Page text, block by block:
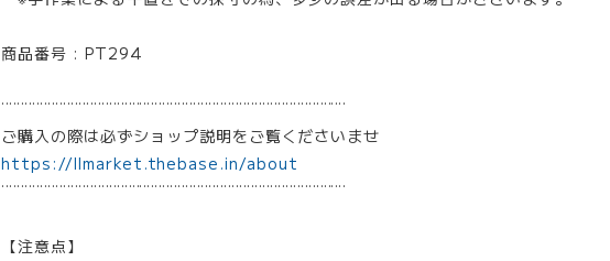
商品番号 : PT294
¨¨¨¨¨¨¨¨¨¨¨¨¨¨¨¨¨¨¨¨¨¨¨¨¨¨¨¨¨¨¨¨¨¨¨¨¨¨¨¨¨¨¨¨¨
ご購入の際は必ずショップ説明をご覧くださいませ
https://llmarket.thebase.in/about
¨¨¨¨¨¨¨¨¨¨¨¨¨¨¨¨¨¨¨¨¨¨¨¨¨¨¨¨¨¨¨¨¨¨¨¨¨¨¨¨¨¨¨¨¨
【注意点】